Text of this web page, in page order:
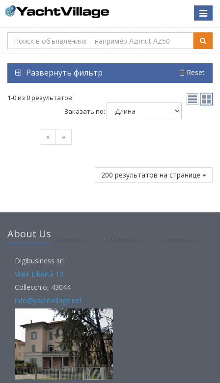
Toggle
Развернуть фильтр Reset
1-0 из 0 результатов
Заказать по:
« »
200 результатов на странице
About Us
Digibusiness srl
Viale Libertà 10
Collecchio, 43044
info@yachtvillage.net